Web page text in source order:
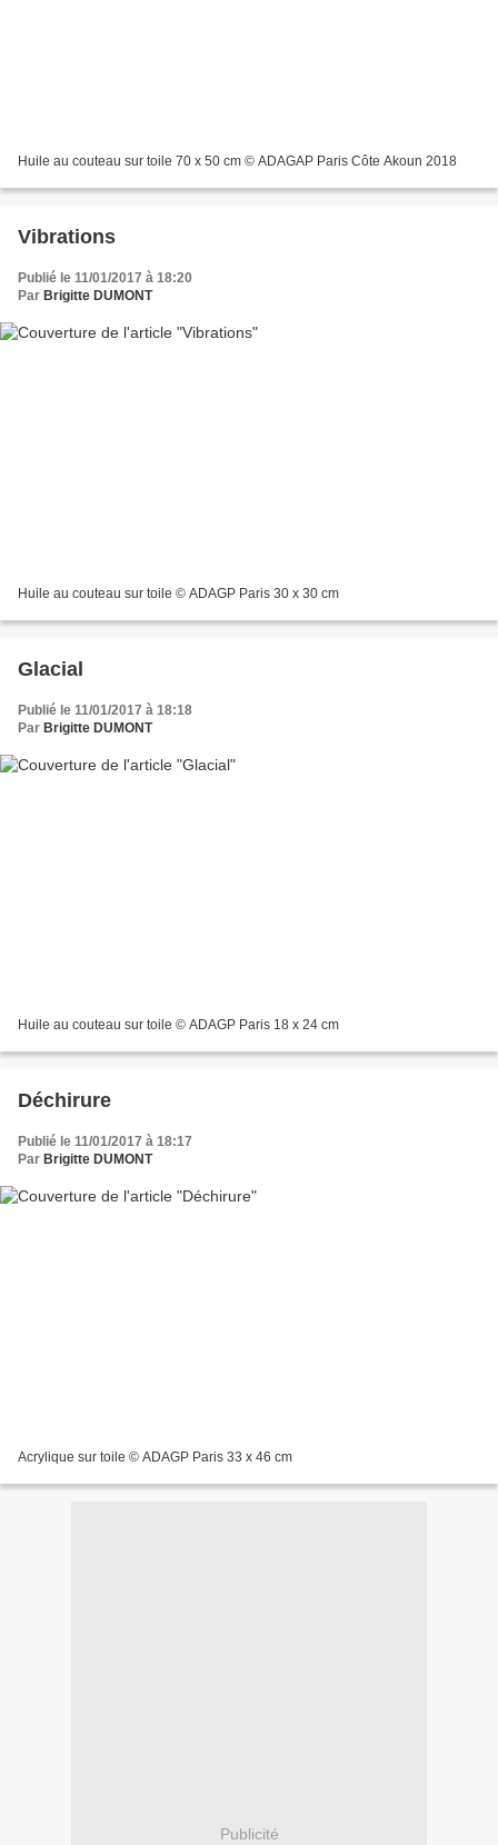
Huile au couteau sur toile 70 x 50 cm © ADAGAP Paris Côte Akoun 2018
Vibrations
Publié le 11/01/2017 à 18:20
Par Brigitte DUMONT
Huile au couteau sur toile © ADAGP Paris 30 x 30 cm
Glacial
Publié le 11/01/2017 à 18:18
Par Brigitte DUMONT
Huile au couteau sur toile © ADAGP Paris 18 x 24 cm
Déchirure
Publié le 11/01/2017 à 18:17
Par Brigitte DUMONT
Acrylique sur toile © ADAGP Paris 33 x 46 cm
Publicité